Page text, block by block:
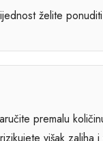
želite
premalu